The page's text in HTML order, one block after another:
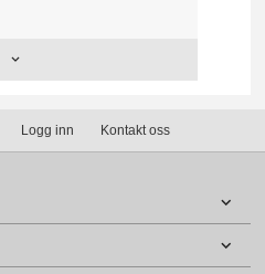
Logg inn Kontakt oss